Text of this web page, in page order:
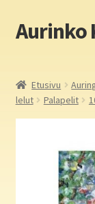
Siirry
navigointiin
Siirry
sisältöön
Aurinko
Yritys
Yhteystiedot
Etusivu
lelut
Palapelit